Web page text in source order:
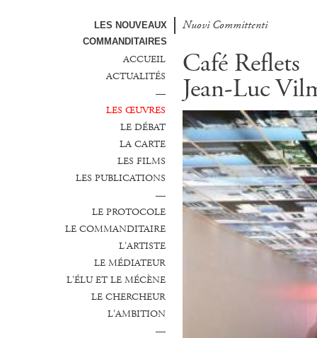
LES NOUVEAUX
COMMANDITAIRES
Nuovi Committenti
Nuevos Comanditarios
ACCUEIL
ACTUALITÉS
—
LES ŒUVRES
LE DÉBAT
LA CARTE
LES FILMS
LES PUBLICATIONS
—
LE PROTOCOLE
LE COMMANDITAIRE
L'ARTISTE
LE MÉDIATEUR
L'ÉLU ET LE MÉCÈNE
LE CHERCHEUR
L'AMBITION
—
Café Reflets
Jean-Luc